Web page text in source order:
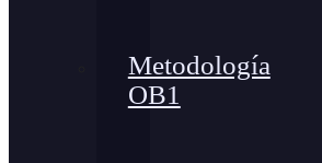
Metodología
OB1